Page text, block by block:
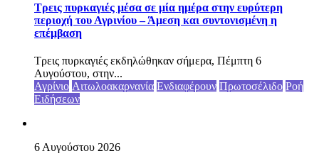
Τρεις πυρκαγιές μέσα σε μία ημέρα στην ευρύτερη
περιοχή του Αγρινίου – Άμεση και συντονισμένη η
επέμβαση
Τρεις πυρκαγιές εκδηλώθηκαν σήμερα, Πέμπτη 6
Αυγούστου, στην...
Αγρίνιο Αιτωλοακαρνανία Ενδιαφέρουν Πρωτοσέλιδο Ροή
Ειδήσεων
6 Αυγούστου 2026